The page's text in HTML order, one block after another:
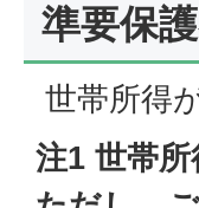
準要保
世帯所得
注1 世帯